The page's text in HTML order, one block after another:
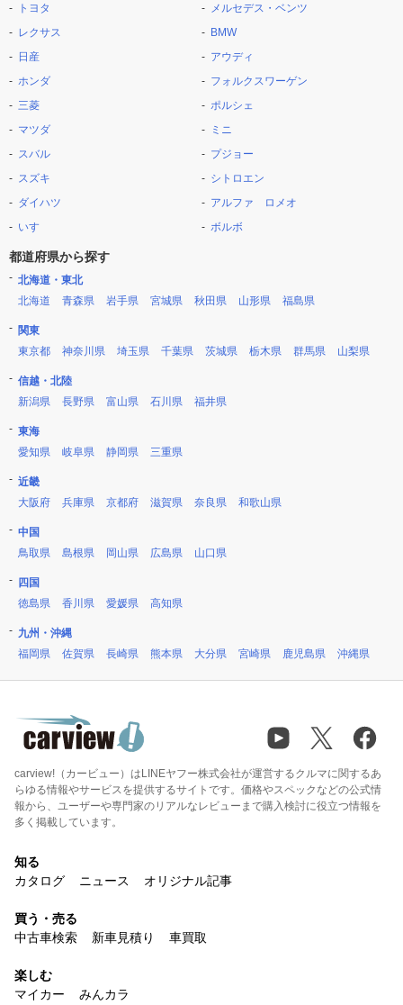
トヨタ
レクサス
日産
ホンダ
三菱
マツダ
スバル
スズキ
ダイハツ
いすゞ
メルセデス・ベンツ
BMW
アウディ
フォルクスワーゲン
ポルシェ
ミニ
プジョー
シトロエン
アルファ ロメオ
ボルボ
都道府県から探す
北海道・東北
北海道
青森県 岩手県 宮城県 秋田県 山形県 福島県
関東
東京都
神奈川県 埼玉県 千葉県 茨城県 栃木県 群馬県 山梨県
信越・北陸
新潟県
長野県 富山県 石川県 福井県
東海
愛知県
岐阜県 静岡県 三重県
近畿
大阪府
兵庫県 京都府 滋賀県 奈良県 和歌山県
中国
鳥取県
島根県 岡山県 広島県 山口県
四国
徳島県
香川県 愛媛県 高知県
九州・沖縄
福岡県
佐賀県 長崎県 熊本県 大分県 宮崎県 鹿児島県 沖縄県
carview!（カービュー）はLINEヤフー株式会社が運営するクルマに関するあ
らゆる情報やサービスを提供するサイトです。価格やスペックなどの公式情
報から、ユーザーや専門家のリアルなレビューまで購入検討に役立つ情報を
多く掲載しています。
知る
カタログ
ニュース オリジナル記事
買う・売る
中古車検索
新車見積り 車買取
楽しむ
マイカー
みんカラ